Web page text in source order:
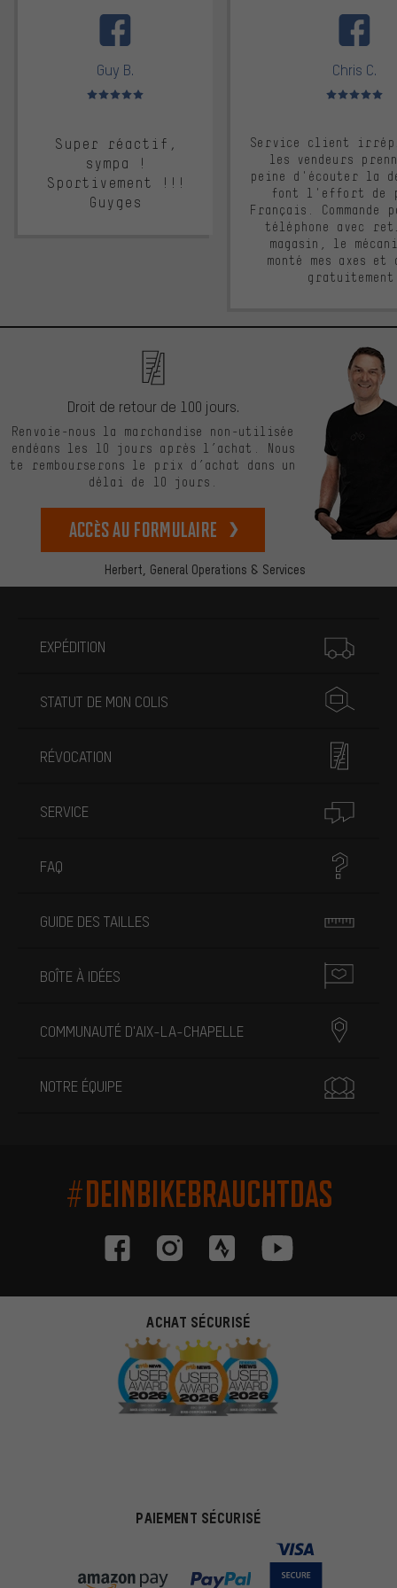
Guy B.
Note moyenne : 5 sur 5
Super réactif,
sympa !
Sportivement !!!
Guyges
Chris C.
Note moyenne :
Service client
les vendeurs
peine d'écouter la
font l'effort de
Français. Commande
téléphone avec
magasin, le
monté mes axes et
Herbert, General Operations & Services
Droit de retour de 100 jours.
Renvoie-nous la marchandise non-utilisée
endéans les 10 jours après l’achat. Nous
te rembourserons le prix d’achat dans un
délai de 10 jours.
Accès au formulaire
EXPÉDITION
STATUT DE MON COLIS
RÉVOCATION
SERVICE
FAQ
GUIDE DES TAILLES
BOÎTE À IDÉES
COMMUNAUTÉ D'AIX-LA-CHAPELLE
NOTRE ÉQUIPE
#DEINBIKEBRAUCHTDAS
ACHAT SÉCURISÉ
PAIEMENT SÉCURISÉ